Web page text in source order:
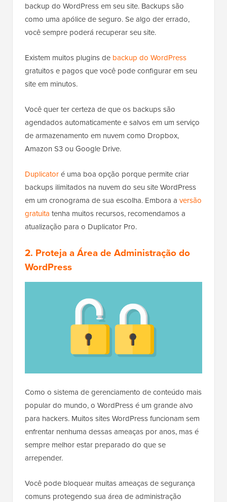
backup do WordPress em seu site. Backups são
como uma apólice de seguro. Se algo der errado,
você sempre poderá recuperar seu site.
Existem muitos plugins de backup do WordPress
gratuitos e pagos que você pode configurar em seu
site em minutos.
Você quer ter certeza de que os backups são
agendados automaticamente e salvos em um serviço
de armazenamento em nuvem como Dropbox,
Amazon S3 ou Google Drive.
Duplicatoré uma boa opção porque permite criar
backups ilimitados na nuvem do seu site WordPress
em um cronograma de sua escolha. Embora a versão
gratuita tenha muitos recursos, recomendamos a
atualização para o Duplicator Pro.
2. Proteja a Área de Administração do
WordPress
Como o sistema de gerenciamento de conteúdo mais
popular do mundo, o WordPress é um grande alvo
para hackers. Muitos sites WordPress funcionam sem
enfrentar nenhuma dessas ameaças por anos, mas é
sempre melhor estar preparado do que se
arrepender.
Você pode bloquear muitas ameaças de segurança
comuns protegendo sua área de administração